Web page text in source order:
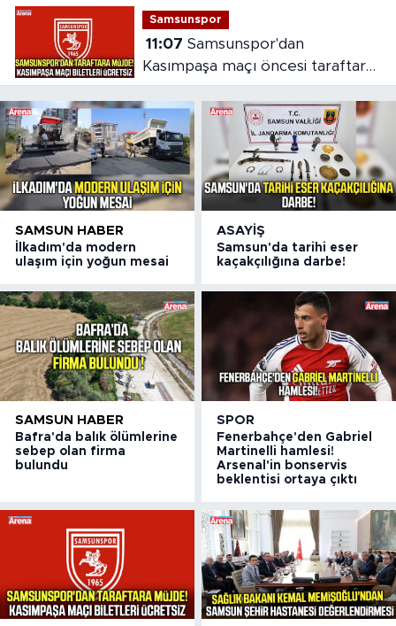
Samsunspor
11:07
Kasımpaşa maçı öncesi taraftara
jest
SAMSUN HABER
İlkadım'da modern
ulaşım için yoğun mesai
ASAYIŞ
Samsun'da tarihi eser
kaçakçılığına darbe!
SAMSUN HABER
Bafra'da balık ölümlerine
sebep olan firma
bulundu
SPOR
Fenerbahçe'den Gabriel
Martinelli hamlesi!
Arsenal'in bonservis
beklentisi ortaya çıktı